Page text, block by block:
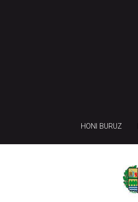
HONI BURUZ